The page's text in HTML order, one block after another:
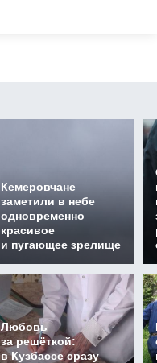
Кемеровчане
заметили в небе
одновременно
красивое
и пугающее зрелище
Любовь
за решёткой:
в Кузбассе сразу